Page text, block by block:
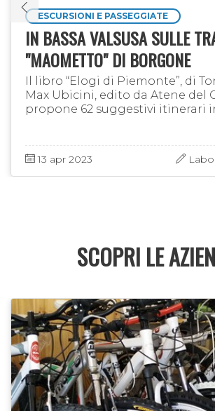
ESCURSIONI E PASSEGGIATE
IN BASSA VALSUSA SULLE
"MAOMETTO" DI BORGONE
Il libro “Elogi di Piemonte”, di
Max Ubicini, edito da Atene del
propone 62 suggestivi itinerari
13 apr 2023
SCOPRI LE